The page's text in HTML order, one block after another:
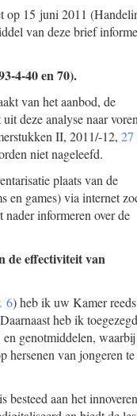
op 15 juni 2011
van deze brief
4-40 en 70).
van het aanbod, de
deze analyse naar
II, 2011/-12, 27
niet nageleefd.
plaats van de
en games) via internet
informeren over de
de effectiviteit van
6) heb ik uw Kamer reeds
heb ik
genotmiddelen,
hersenen van jongeren
besteed aan het